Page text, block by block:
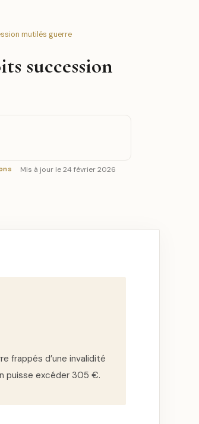
mutilés guerre
succession
Mis à jour le 24 février 2026
frappés d’une invalidité
puisse excéder 305 €.